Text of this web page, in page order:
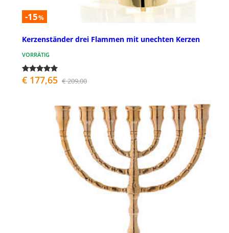
-15%
Kerzenständer drei Flammen mit unechten Kerzen
VORRÄTIG
€ 177,65 € 209,00